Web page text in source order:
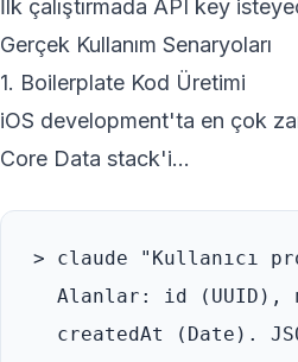
İlk çalıştırmada API key
Gerçek Kullanım Senaryoları
1. Boilerplate Kod Üretimi
iOS development'ta en çok
Core Data stack'i...
> claude "Kullanıcı
Alanlar: id (UUID),